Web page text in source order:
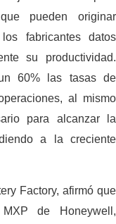
pueden originar
fabricantes datos
su productividad.
60% las tasas de
al mismo
para alcanzar la
a la creciente
Factory, afirmó que
de Honeywell,